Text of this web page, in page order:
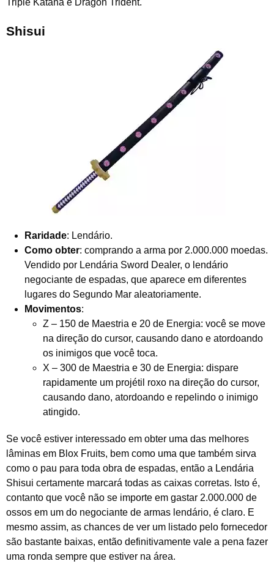
Triple Katana e Dragon Trident.
Shisui
Raridade: Lendário.
Como obter: comprando a arma por 2.000.000 moedas.
Vendido por Lendária Sword Dealer, o lendário
negociante de espadas, que aparece em diferentes
lugares do Segundo Mar aleatoriamente.
Movimentos:
Z – 150 de Maestria e 20 de Energia: você se move
na direção do cursor, causando dano e atordoando
os inimigos que você toca.
X – 300 de Maestria e 30 de Energia: dispare
rapidamente um projétil roxo na direção do cursor,
causando dano, atordoando e repelindo o inimigo
atingido.
Se você estiver interessado em obter uma das melhores
lâminas em Blox Fruits, bem como uma que também sirva
como o pau para toda obra de espadas, então a Lendária
Shisui certamente marcará todas as caixas corretas. Isto é,
contanto que você não se importe em gastar 2.000.000 de
ossos em um do negociante de armas lendário, é claro. E
mesmo assim, as chances de ver um listado pelo fornecedor
são bastante baixas, então definitivamente vale a pena fazer
uma ronda sempre que estiver na área.